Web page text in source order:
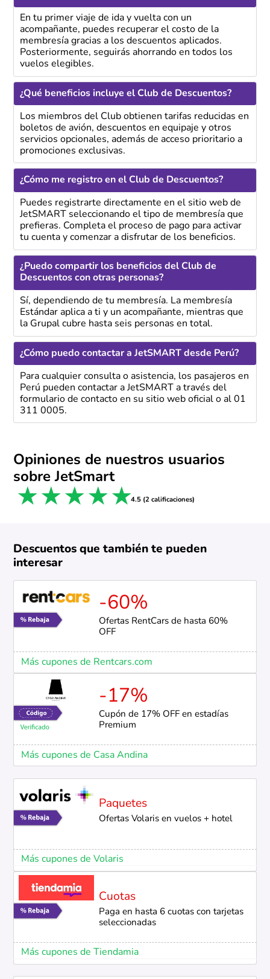
En tu primer viaje de ida y vuelta con un
acompañante, puedes recuperar el costo de la
membresía gracias a los descuentos aplicados.
Posteriormente, seguirás ahorrando en todos los
vuelos elegibles.
¿Qué beneficios incluye el Club de Descuentos?
Los miembros del Club obtienen tarifas reducidas en
boletos de avión, descuentos en equipaje y otros
servicios opcionales, además de acceso prioritario a
promociones exclusivas.
¿Cómo me registro en el Club de Descuentos?
Puedes registrarte directamente en el sitio web de
JetSMART seleccionando el tipo de membresía que
prefieras. Completa el proceso de pago para activar
tu cuenta y comenzar a disfrutar de los beneficios.
¿Puedo compartir los beneficios del Club de
Descuentos con otras personas?
Sí, dependiendo de tu membresía. La membresía
Estándar aplica a ti y un acompañante, mientras que
la Grupal cubre hasta seis personas en total.
¿Cómo puedo contactar a JetSMART desde Perú?
Para cualquier consulta o asistencia, los pasajeros en
Perú pueden contactar a JetSMART a través del
formulario de contacto en su sitio web oficial o al 01
311 0005.
Opiniones de nuestros usuarios
sobre JetSmart
5 stars
4 stars
3 stars
2 stars
1 star 4.5 (2 calificaciones)
Descuentos que también te pueden
interesar
-60%
Ofertas RentCars de hasta 60%
OFF
Más cupones de Rentcars.com
-17%
Cupón de 17% OFF en estadías
Premium
Más cupones de Casa Andina
Paquetes
Ofertas Volaris en vuelos + hotel
Más cupones de Volaris
Cuotas
Paga en hasta 6 cuotas con tarjetas
seleccionadas
Más cupones de Tiendamia